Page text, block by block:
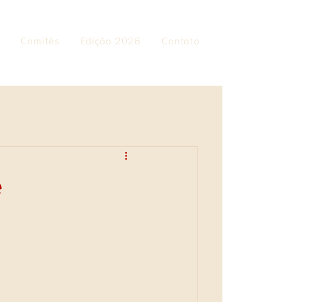
Comitês Edição 2026 Contato